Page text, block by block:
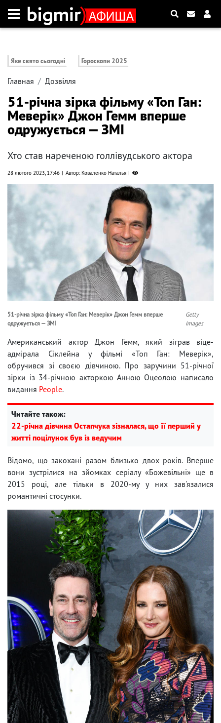
Яке свято сьогодні Гороскопи 2025
Главная Дозвілля
51-річна зірка фільму «Топ Ган:
Меверік» Джон Гемм вперше
одружується — ЗМІ
Хто став нареченою голлівудського актора
28 лютого 2023, 17:46 Автор: Коваленко Наталья
51-річна зірка фільму «Топ Ган: Меверік» Джон Гемм вперше
одружується — ЗМІ
Getty
Images
Американський актор Джон Гемм, який зіграв віце-
адмірала Сіклейна у фільмі «Топ Ган: Меверік»,
обручився зі своєю дівчиною. Про заручини 51-річної
зірки із 34-річною акторкою Анною Оцеолою написало
видання People.
Читайте також:
22-річна дівчина Остапчука зізналася, що її перший у
житті поцілунок був із ведучим
Відомо, що закохані разом близько двох років. Вперше
вони зустрілися на зйомках серіалу «Божевільні» ще в
2015 році, але тільки в 2020-му у них зав'язалися
романтичні стосунки.